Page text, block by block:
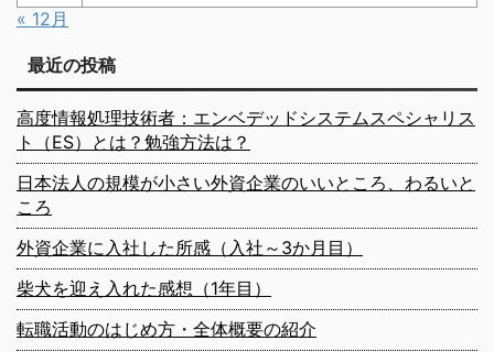
« 12月
最近の投稿
高度情報処理技術者：エンベデッドシステムスペシャリス
ト（ES）とは？勉強方法は？
日本法人の規模が小さい外資企業のいいところ、わるいと
ころ
外資企業に入社した所感（入社～3か月目）
柴犬を迎え入れた感想（1年目）
転職活動のはじめ方・全体概要の紹介